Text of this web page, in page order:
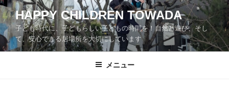
コ
ン
テ
ン
ツ
HAPPY CHILDREN TOWADA
子ども時代に、子どもらしい子どもの時間を！自然と遊び、そし
て、安心できる居場所を大切にしています
メニュー